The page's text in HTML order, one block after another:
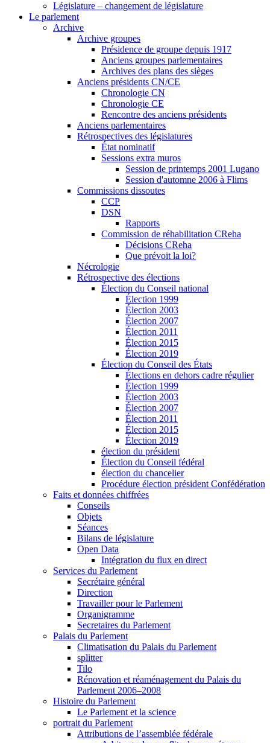
Législature – changement de législature
Le parlement
Archive
Archive groupes
Présidence de groupe depuis 1917
Anciens groupes parlementaires
Archives des plans des sièges
Anciens présidents CN/CE
Chronologie CN
Chronologie CE
Rencontre des anciens présidents
Anciens parlementaires
Rétrospectives des législatures
État nominatif
Sessions extra muros
Session de printemps 2001 Lugano
Session d'automne 2006 à Flims
Commissions dissoutes
CCP
DSN
Rapports
Commission de réhabilitation CReha
Décisions CReha
Que prévoit la loi?
Nécrologie
Rétrospective des élections
Élection du Conseil national
Élection 1999
Élection 2003
Élection 2007
Élection 2011
Élection 2015
Élection 2019
Élection du Conseil des États
Élections en dehors cadre régulier
Élection 1999
Élection 2003
Élection 2007
Élection 2011
Élection 2015
Élection 2019
élection du président
Élection du Conseil fédéral
élection du chancelier
Procédure élection président Confédération
Faits et données chiffrées
Conseils
Objets
Séances
Bilans de législature
Open Data
Intégration du flux en direct
Services du Parlement
Secrétaire général
Direction
Travailler pour le Parlement
Organigramme
Secretaires du Parlement
Palais du Parlement
Climatisation du Palais du Parlement
splitter
Tilo
Rénovation et réaménagement du Palais du
Parlement 2006–2008
Histoire du Parlement
Le Parlement et la science
portrait du Parlement
Attributions de l’assemblée fédérale